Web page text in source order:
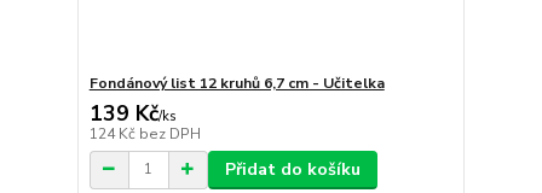
Fondánový list 12 kruhů 6,7 cm - Učitelka
139 Kč/ks
124 Kč bez DPH
Přidat do košíku